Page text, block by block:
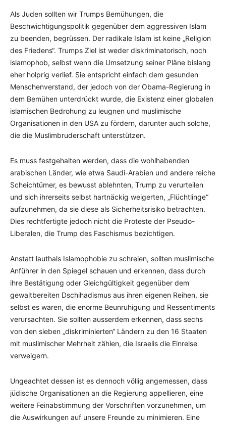
Als Juden sollten wir Trumps Bemühungen, die
Beschwichtigungspolitik gegenüber dem aggressiven Islam
zu beenden, begrüssen. Der radikale Islam ist keine „Religion
des Friedens“. Trumps Ziel ist weder diskriminatorisch, noch
islamophob, selbst wenn die Umsetzung seiner Pläne bislang
eher holprig verlief. Sie entspricht einfach dem gesunden
Menschenverstand, der jedoch von der Obama-Regierung in
dem Bemühen unterdrückt wurde, die Existenz einer globalen
islamischen Bedrohung zu leugnen und muslimische
Organisationen in den USA zu fördern, darunter auch solche,
die die Muslimbruderschaft unterstützen.
Es muss festgehalten werden, dass die wohlhabenden
arabischen Länder, wie etwa Saudi-Arabien und andere reiche
Scheichtümer, es bewusst ablehnten, Trump zu verurteilen
und sich ihrerseits selbst hartnäckig weigerten, „Flüchtlinge“
aufzunehmen, da sie diese als Sicherheitsrisiko betrachten.
Dies rechtfertigte jedoch nicht die Proteste der Pseudo-
Liberalen, die Trump des Faschismus bezichtigen.
Anstatt lauthals Islamophobie zu schreien, sollten muslimische
Anführer in den Spiegel schauen und erkennen, dass durch
ihre Bestätigung oder Gleichgültigkeit gegenüber dem
gewaltbereiten Dschihadismus aus ihren eigenen Reihen, sie
selbst es waren, die enorme Beunruhigung und Ressentiments
verursachten. Sie sollten ausserdem erkennen, dass sechs
von den sieben „diskriminierten“ Ländern zu den 16 Staaten
mit muslimischer Mehrheit zählen, die Israelis die Einreise
verweigern.
Ungeachtet dessen ist es dennoch völlig angemessen, dass
jüdische Organisationen an die Regierung appellieren, eine
weitere Feinabstimmung der Vorschriften vorzunehmen, um
die Auswirkungen auf unsere Freunde zu minimieren. Eine